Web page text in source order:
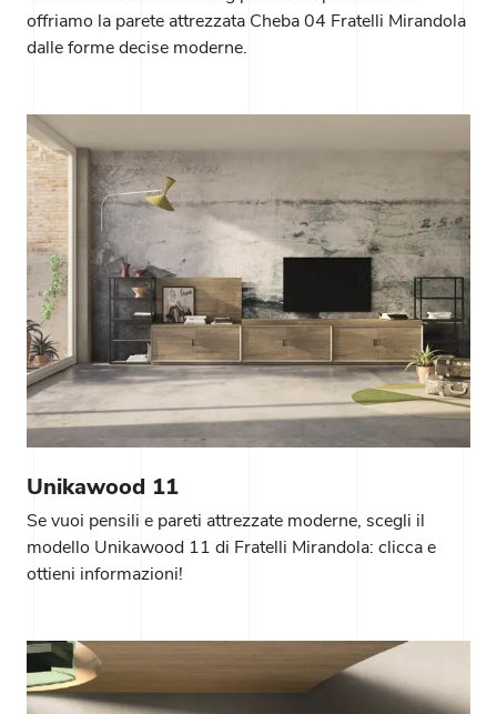
offriamo la parete attrezzata Cheba 04 Fratelli Mirandola
dalle forme decise moderne.
Unikawood 11
Se vuoi pensili e pareti attrezzate moderne, scegli il
modello Unikawood 11 di Fratelli Mirandola: clicca e
ottieni informazioni!